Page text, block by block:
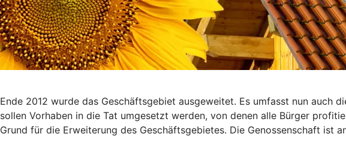
Ende 2012 wurde das Geschäftsgebiet ausgeweitet. Es umfasst nun auch
sollen Vorhaben in die Tat umgesetzt werden, von denen alle Bürger
Grund für die Erweiterung des Geschäftsgebietes. Die Genossenschaft ist